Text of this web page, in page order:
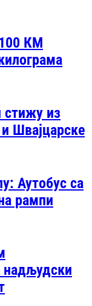
КМ
стижу из
Швајцарске
Аутобус са
рампи
надљудски